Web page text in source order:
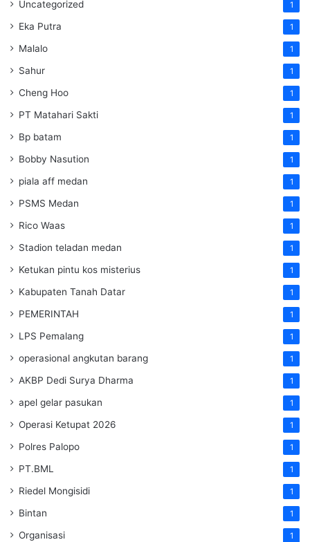
Uncategorized 1
Eka Putra 1
Malalo 1
Sahur 1
Cheng Hoo 1
PT Matahari Sakti 1
Bp batam 1
Bobby Nasution 1
piala aff medan 1
PSMS Medan 1
Rico Waas 1
Stadion teladan medan 1
Ketukan pintu kos misterius 1
Kabupaten Tanah Datar 1
PEMERINTAH 1
LPS Pemalang 1
operasional angkutan barang 1
AKBP Dedi Surya Dharma 1
apel gelar pasukan 1
Operasi Ketupat 2026 1
Polres Palopo 1
PT.BML 1
Riedel Mongisidi 1
Bintan 1
Organisasi 1